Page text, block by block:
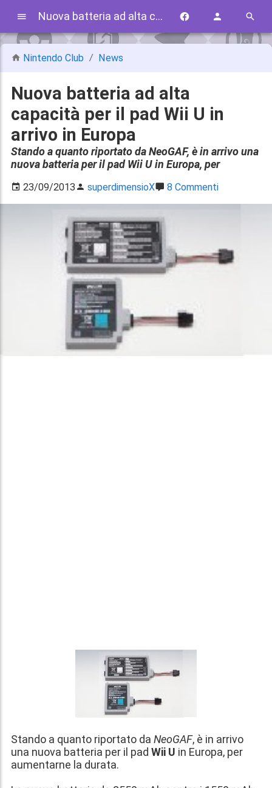
Nuova batteria ad alta capacità per il pad Wii U in arrivo in Europa
Nintendo Club News
Nuova batteria ad alta
capacità per il pad Wii U in
arrivo in Europa
Stando a quanto riportato da NeoGAF, è in arrivo una
nuova batteria per il pad Wii U in Europa, per
23/09/2013 superdimensioX 8 Commenti
Stando a quanto riportato da NeoGAF, è in arrivo
una nuova batteria per il pad Wii U in Europa, per
aumentarne la durata.